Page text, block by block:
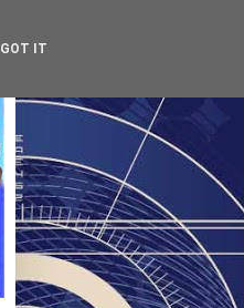
GOT IT